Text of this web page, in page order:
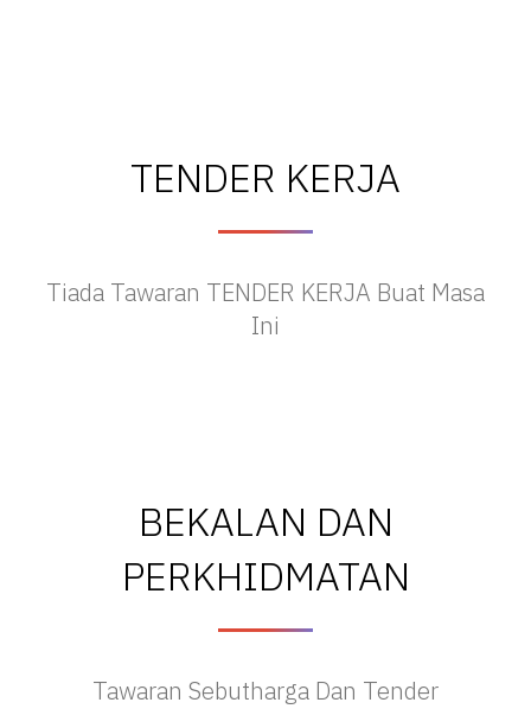
TENDER KERJA
Tiada Tawaran TENDER KERJA Buat Masa
Ini
BEKALAN DAN
PERKHIDMATAN
Tawaran Sebutharga Dan Tender